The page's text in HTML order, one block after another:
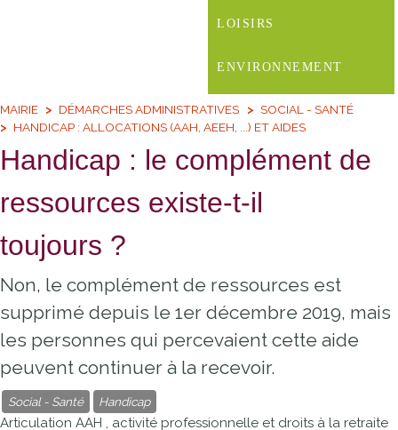
LOISIRS
ENVIRONNEMENT
MAIRIE DÉMARCHES ADMINISTRATIVES
SOCIAL - SANTÉ
HANDICAP : ALLOCATIONS (AAH, AEEH, ...) ET AIDES
Handicap : le complément de
ressources existe-t-il
toujours ?
Non, le complément de ressources est
supprimé depuis le 1er décembre 2019, mais
les personnes qui percevaient cette aide
peuvent continuer à la recevoir.
Social - Santé Handicap
Articulation AAH , activité professionnelle et droits à la retraite